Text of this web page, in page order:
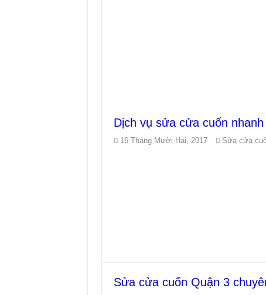
Dịch vụ sửa cửa cuốn
16 Tháng Mười Hai, 2017 Sửa cửa
Sửa cửa cuốn Quận 3